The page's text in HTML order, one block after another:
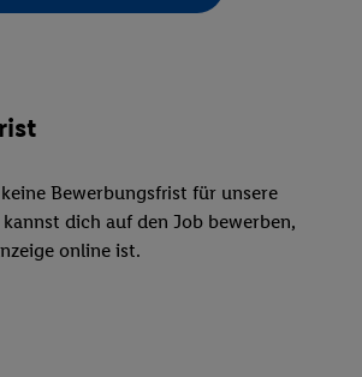
Bewerbungsfrist für unsere
dich auf den Job bewerben,
online ist.